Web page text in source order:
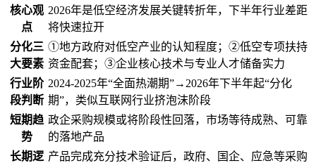
核心观
点
2026年是低空经济发展关键转折年，下半年行业差距
将快速拉开
分化三
大要素
①地方政府对低空产业的认知程度；②低空专项扶持
资金配套；③企业核心技术与专业人才储备实力
行业阶
段判断
2024-2025年“全面热潮期”→2026年下半年起“分化
期”，类似互联网行业挤泡沫阶段
短期趋
势
政企采购规模或将阶段性回落，市场等待成熟、可靠
的落地产品
长期逻 产品完成充分技术验证后，政府、国企、应急等采购